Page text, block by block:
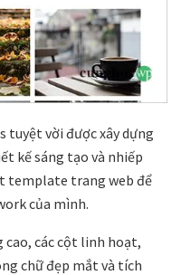
vời được xây dựng
kế sáng tạo và nhiếp
template trang web để
của mình.
các cột linh hoạt,
chữ đẹp mắt và tích